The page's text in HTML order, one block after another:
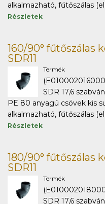
alkalmazható, fűtőszálas
Részletek
160/90° fűtőszálas
SDR11
Termék
SDR 17,6
PE 80 anyagú csövek kis
alkalmazható, fűtőszálas
Részletek
180/90° fűtőszálas
SDR11
Termék
SDR 17,6